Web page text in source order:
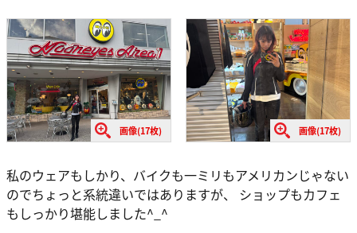
画像(17枚) 画像(17枚)
私のウェアもしかり、バイクも一ミリもアメリカンじゃない
のでちょっと系統違いではありますが、 ショップもカフェ
もしっかり堪能しました^_^